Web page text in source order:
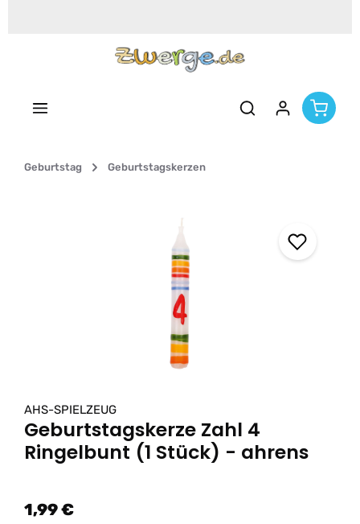
Geburtstag Geburtstagskerzen
AHS-SPIELZEUG
Geburtstagskerze Zahl 4
Ringelbunt (1 Stück) - ahrens
1,99 €